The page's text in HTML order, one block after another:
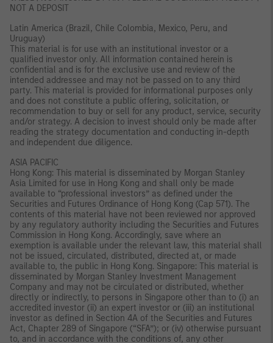
NOT A DEPOSIT
Latin America (Brazil, Chile Colombia, Mexico, Peru, and
Uruguay)
This material is for use with an institutional investor or a
qualified investor only. All information contained herein is
confidential and is for the exclusive use and review of the
intended addressee and may not be passed on to any third
party. This material is provided for informational purposes only
and does not constitute a public offering, solicitation, or
recommendation to buy or sell for any product, service, security
and/or strategy. A decision to invest should only be made after
reading the strategy documentation and conducting in-depth
and independent due diligence.
ASIA PACIFIC
Hong Kong: This material is disseminated by Morgan Stanley
Asia Limited for use in Hong Kong and shall only be made
available to “professional investors” as defined under the
Securities and Futures Ordinance of Hong Kong (Cap 571). The
contents of this material have not been reviewed nor approved
by any regulatory authority including the Securities and Futures
Commission in Hong Kong. Accordingly, save where an
exemption is available under the relevant law, this material shall
not be issued, circulated, distributed, directed at, or made
available to, the public in Hong Kong. Singapore: This material is
disseminated by Morgan Stanley Investment Management
Company and may not be circulated or distributed, whether
directly or indirectly, to persons in Singapore other than to (i) an
accredited investor (ii) an expert investor or (iii) an institutional
investor as defined in Section 4A of the Securities and Futures
Act, Chapter 289 of Singapore (“SFA”); or (iv) otherwise pursuant
to, and in accordance with the conditions of, any other